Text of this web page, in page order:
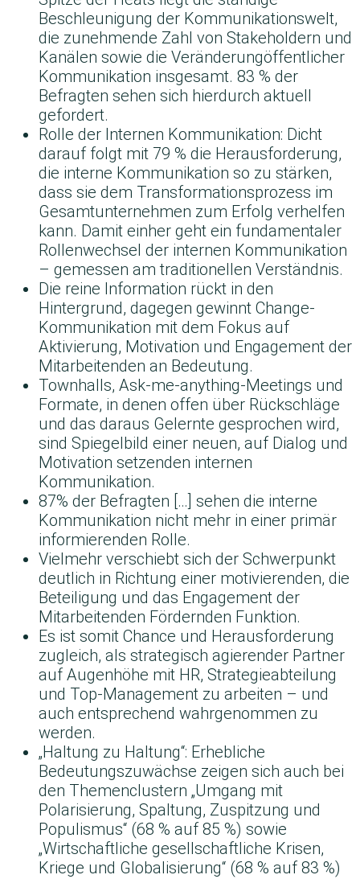
Beschleunigung der Kommunikationswelt,
die zunehmende Zahl von Stakeholdern und
Kanälen sowie die Veränderungöffentlicher
Kommunikation insgesamt. 83 % der
Befragten sehen sich hierdurch aktuell
gefordert.
Rolle der Internen Kommunikation: Dicht
darauf folgt mit 79 % die Herausforderung,
die interne Kommunikation so zu stärken,
dass sie dem Transformationsprozess im
Gesamtunternehmen zum Erfolg verhelfen
kann. Damit einher geht ein fundamentaler
Rollenwechsel der internen Kommunikation
– gemessen am traditionellen Verständnis.
Die reine Information rückt in den
Hintergrund, dagegen gewinnt Change-
Kommunikation mit dem Fokus auf
Aktivierung, Motivation und Engagement der
Mitarbeitenden an Bedeutung.
Townhalls, Ask-me-anything-Meetings und
Formate, in denen offen über Rückschläge
und das daraus Gelernte gesprochen wird,
sind Spiegelbild einer neuen, auf Dialog und
Motivation setzenden internen
Kommunikation.
87% der Befragten […] sehen die interne
Kommunikation nicht mehr in einer primär
informierenden Rolle.
Vielmehr verschiebt sich der Schwerpunkt
deutlich in Richtung einer motivierenden, die
Beteiligung und das Engagement der
Mitarbeitenden Fördernden Funktion.
Es ist somit Chance und Herausforderung
zugleich, als strategisch agierender Partner
auf Augenhöhe mit HR, Strategieabteilung
und Top-Management zu arbeiten – und
auch entsprechend wahrgenommen zu
werden.
„Haltung zu Haltung“: Erhebliche
Bedeutungszuwächse zeigen sich auch bei
den Themenclustern „Umgang mit
Polarisierung, Spaltung, Zuspitzung und
Populismus“ (68 % auf 85 %) sowie
„Wirtschaftliche gesellschaftliche Krisen,
Kriege und Globalisierung“ (68 % auf 83 %)